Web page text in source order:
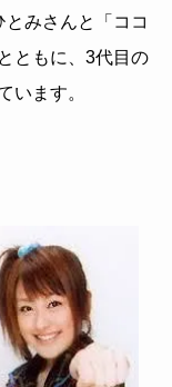
みさんと「ココ
ともに、3代目の
います。